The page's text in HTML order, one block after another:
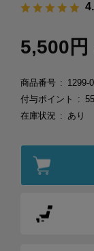
5,500円
商品番号
1299-
付与ポイント
在庫状況
あり